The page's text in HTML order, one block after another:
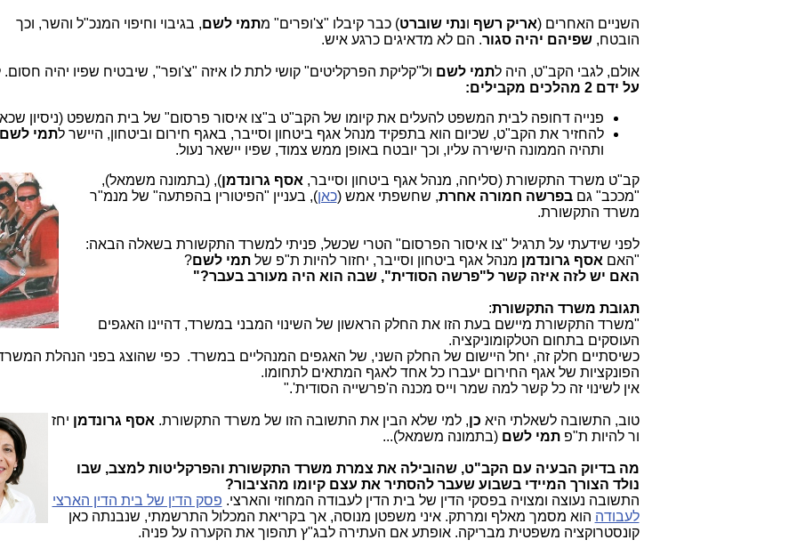
השניים האחרים (אריק רשף ונתי שוברט) כבר קיבלו "צ'ופרים" מתמי לשם, בגיבוי וחיפוי המנכ"ל והשר, וכך
הובטח,שפיהם יהיה סגור. הם לא מדאיגים כרגע איש.
אולם, לגבי הקב"ט, היה לתמי לשם ול"קליקת הפרקליטים" קושי לתת לו איזה "צ'ופר", שיבטיח שפיו יהיה חסום.
על ידם 2 מהלכים מקבילים:
פנייה דחופה לבית המשפט להעלים את קיומו של הקב"ט ב"צו איסור פרסום" של בית המשפט (ניסיון
להחזיר את הקב"ט, שכיום הוא בתפקיד מנהל אגף ביטחון וסייבר, באגף חירום וביטחון, היישר לתמי לשם
ותהיה הממונה הישירה עליו, וכך יובטח באופן ממש צמוד, שפיו יישאר נעול.
קב"ט משרד התקשורת (סליחה, מנהל אגף ביטחון וסייבר, אסף גרונדמן), (בתמונה משמאל),
"מככב" גםבפרשה חמורה אחרת, שחשפתי אמש (כאן), בעניין "הפיטורין בהפתעה" של מנמ"ר
משרד התקשורת.
לפני שידעתי על תרגיל "צו איסור הפרסום" הטרי שכשל, פניתי למשרד התקשורת בשאלה הבאה:
"האם אסף גרונדמן מנהל אגף ביטחון וסייבר, יחזור להיות ת"פ שלתמי לשם?
האם יש לזה איזה קשר ל"פרשה הסודית", שבה הוא היה מעורב בעבר?"
תגובת משרד התקשורת:
"משרד התקשורת מיישם בעת הזו את החלק הראשון של השינוי המבני במשרד, דהיינו האגפים
העוסקים בתחום הטלקומוניקציה.
כשיסתיים חלק זה, יחל היישום של החלק השני, של האגפים המנהליים במשרד. כפי שהוצג בפני הנהלת
הפונקציות של אגף החירום יעברו כל אחד לאגף המתאים לתחומו.
אין לשינוי זה כל קשר למה שמר וייס מכנה ה'פרשייה הסודית'."
טוב, התשובה לשאלתי היא כן, למי שלא הבין את התשובה הזו של משרד התקשורת. אסף גרונדמן יחז
ור להיות ת"פתמי לשם(בתמונה משמאל)...
מה בדיוק הבעיה עם הקב"ט, שהובילה את צמרת משרד התקשורת והפרקליטות למצב, שבו
נולד הצורך המיידי בשבוע שעבר להסתיר את עצם קיומו מהציבור?
התשובה נעוצה ומצויה בפסקי הדין של בית הדין לעבודה המחוזי והארצי. פסק הדין של בית הדין הארצי
לעבודה הוא מסמך מאלף ומרתק. איני משפטן מנוסה, אך בקריאת המכלול התרשמתי, שנבנתה כאן
קונסטרוקציה משפטית מבריקה. אופתע אם העתירה לבג"ץ תהפוך את הקערה על פניה.